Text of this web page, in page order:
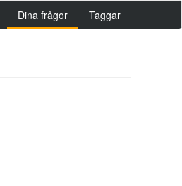
Dina frågor Taggar